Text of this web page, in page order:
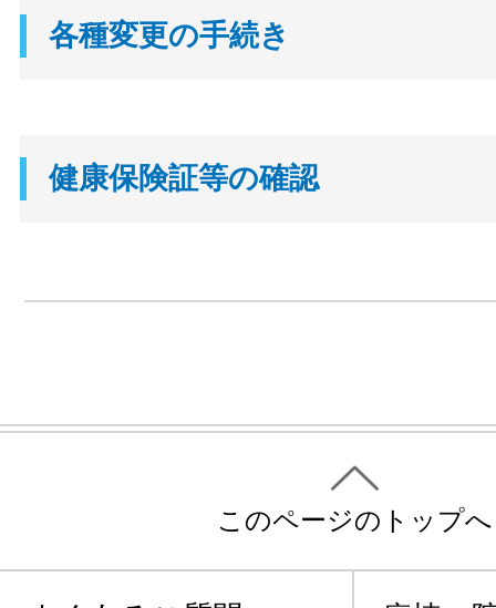
各種変更の手続き
健康保険証等の確認
このページのトップへ